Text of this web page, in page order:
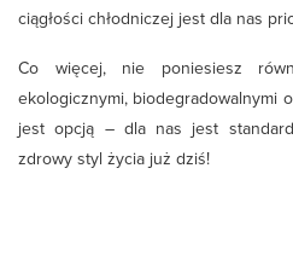
ciągłości chłodniczej jest dla nas
Co więcej, nie poniesiesz
ekologicznymi, biodegradowalnymi
jest opcją – dla nas jest
zdrowy styl życia już dziś!